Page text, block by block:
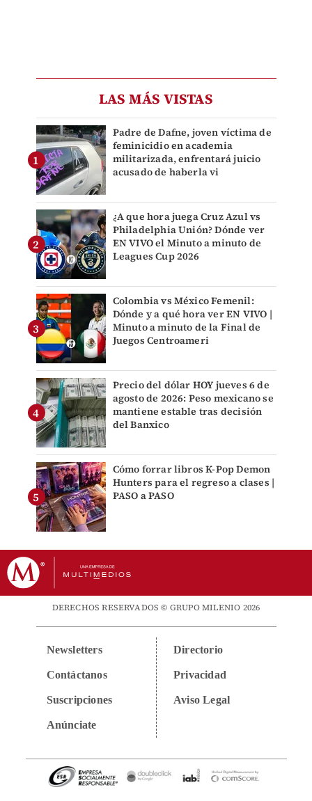
LAS MÁS VISTAS
Padre de Dafne, joven víctima de
feminicidio en academia
militarizada, enfrentará juicio
acusado de haberla vi
¿A que hora juega Cruz Azul vs
Philadelphia Unión? Dónde ver
EN VIVO el Minuto a minuto de
Leagues Cup 2026
Colombia vs México Femenil:
Dónde y a qué hora ver EN VIVO |
Minuto a minuto de la Final de
Juegos Centroameri
Precio del dólar HOY jueves 6 de
agosto de 2026: Peso mexicano se
mantiene estable tras decisión
del Banxico
Cómo forrar libros K-Pop Demon
Hunters para el regreso a clases |
PASO a PASO
DERECHOS RESERVADOS © GRUPO MILENIO 2026
Newsletters
Contáctanos
Suscripciones
Anúnciate
Directorio
Privacidad
Aviso Legal